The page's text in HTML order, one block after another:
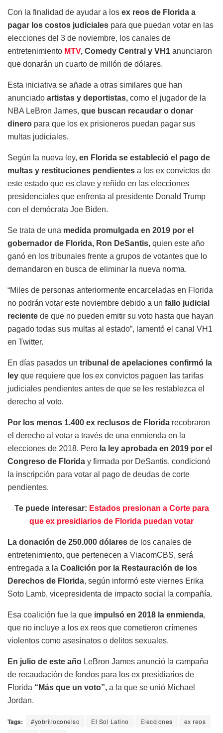
Con la finalidad de ayudar a los ex reos de Florida a
pagar los costos judiciales para que puedan votar en las
elecciones del 3 de noviembre, los canales de
entretenimiento MTV, Comedy Central y VH1 anunciaron
que donarán un cuarto de millón de dólares.
Esta iniciativa se añade a otras similares que han
anunciado artistas y deportistas, como el jugador de la
NBA LeBron James, que buscan recaudar o donar
dinero para que los ex prisioneros puedan pagar sus
multas judiciales.
Según la nueva ley, en Florida se estableció el pago de
multas y restituciones pendientes a los ex convictos de
este estado que es clave y reñido en las elecciones
presidenciales que enfrenta al presidente Donald Trump
con el demócrata Joe Biden.
Se trata de una medida promulgada en 2019 por el
gobernador de Florida, Ron DeSantis, quien este año
ganó en los tribunales frente a grupos de votantes que lo
demandaron en busca de eliminar la nueva norma.
“Miles de personas anteriormente encarceladas en Florida
no podrán votar este noviembre debido a un fallo judicial
reciente de que no pueden emitir su voto hasta que hayan
pagado todas sus multas al estado”, lamentó el canal VH1
en Twitter.
En días pasados un tribunal de apelaciones confirmó la
ley que requiere que los ex convictos paguen las tarifas
judiciales pendientes antes de que se les restablezca el
derecho al voto.
Por los menos 1.400 ex reclusos de Florida recobraron
el derecho al votar a través de una enmienda en la
elecciones de 2018. Pero la ley aprobada en 2019 por el
Congreso de Florida y firmada por DeSantis, condicionó
la inscripción para votar al pago de deudas de corte
pendientes.
Te puede interesar: Estados presionan a Corte para
que ex presidiarios de Florida puedan votar
La donación de 250.000 dólares de los canales de
entretenimiento, que pertenecen a ViacomCBS, será
entregada a la Coalición por la Restauración de los
Derechos de Florida, según informó este viernes Erika
Soto Lamb, vicepresidenta de impacto social la compañía.
Esa coalición fue la que impulsó en 2018 la enmienda,
que no incluye a los ex reos que cometieron crímenes
violentos como asesinatos o delitos sexuales.
En julio de este año LeBron James anunció la campaña
de recaudación de fondos para los ex presidiarios de
Florida “Más que un voto”, a la que se unió Michael
Jordan.
Tags: #yobrilloconelso El Sol Latino Elecciones
ex reos